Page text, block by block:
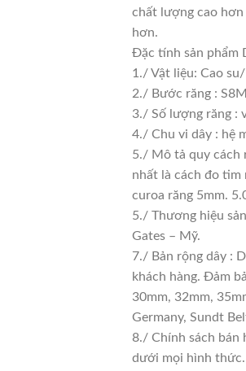
chất lượng cao
hơn.
Đặc tính sản phẩm
1./ Vật liệu: Cao
2./ Bước răng :
3./ Số lượng răng :
4./ Chu vi dây : hệ
5./ Mô tả quy cách
nhất là cách đo tim
curoa răng 5mm.
5./ Thương hiệu
Gates – Mỹ.
7./ Bản rộng dây :
khách hàng. Đảm
30mm, 32mm,
Germany, Sundt
8./ Chính sách bán
dưới mọi hình thức.